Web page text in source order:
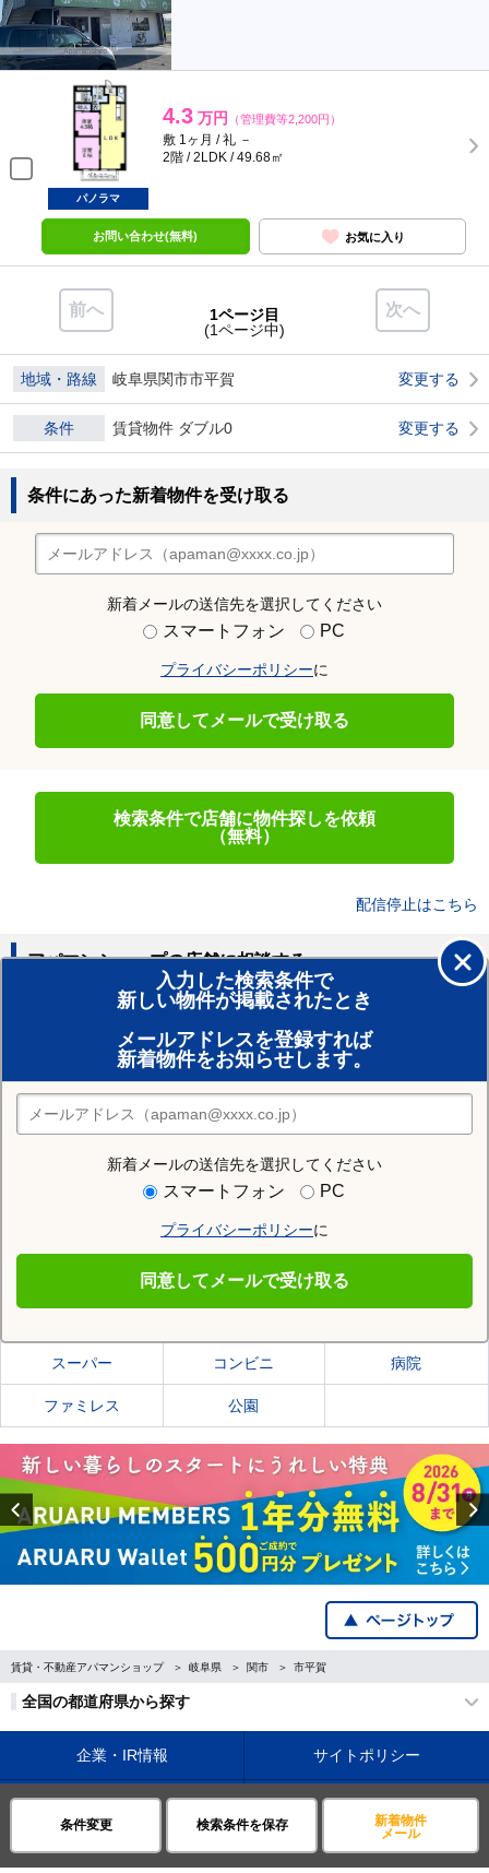
4.3 万円 （管理費等2,200円）
敷 1ヶ月 / 礼 －
2階 / 2LDK / 49.68㎡
パノラマ
お問い合わせ(無料) お気に入り
条件変更 検索条件を保存
新着物件
メール
前へ 次へ
1ページ目
(1ページ中)
地域・路線 岐阜県関市市平賀 変更する
条件 賃貸物件 ダブル0 変更する
条件にあった新着物件を受け取る
新着メールの送信先を選択してください
スマートフォン PC
プライバシーポリシーに
同意してメールで受け取る
検索条件で店舗に物件探しを依頼
（無料）
配信停止はこちら
入力した検索条件で
新しい物件が掲載されたとき
メールアドレスを登録すれば
新着物件をお知らせします。
新着メールの送信先を選択してください
スマートフォン PC
プライバシーポリシーに
同意してメールで受け取る
アパマンショップの店舗に相談する
賃貸のプロがお部屋探し！
おまかせ物件リクエスト
住みたい街の店舗を探す
店舗検索
住む街研究所で関市の情報を見る
関市の施設一覧
スーパー コンビニ 病院
ファミレス 公園
Previous
賃貸・不動産アパマンショップ 岐阜県 関市 市平賀
全国の都道府県から探す
企業・IR情報 サイトポリシー
プライバシーポリシー 運営会社について
©APAMAN Co.,Ltd.